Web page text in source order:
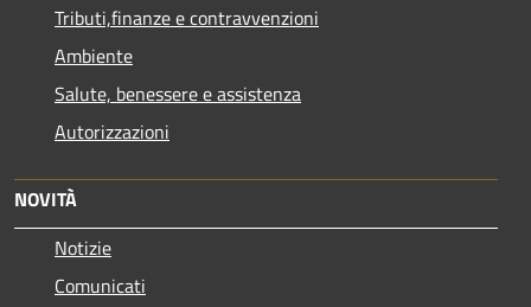
Tributi,finanze e contravvenzioni
Ambiente
Salute, benessere e assistenza
Autorizzazioni
NOVITÀ
Notizie
Comunicati